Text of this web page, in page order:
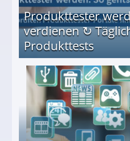
Produkttester
verdienen ↻
Produkttests
↻ Täglich neue Produkttests